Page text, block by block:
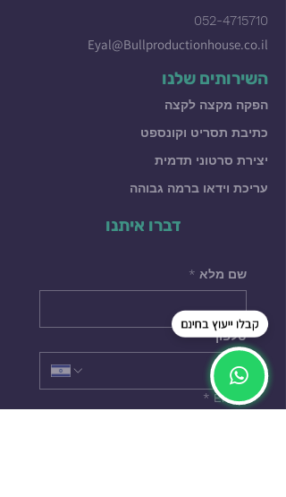
052-4715710
Eyal@Bullproductionhouse.co.il
השירותים שלנו
הפקה מקצה לקצה
כתיבת תסריט וקונספט
יצירת סרטוני תדמית
עריכת וידאו ברמה גבוהה
דברו איתנו
שם מלא *
טלפון
Email
*
קבלו ייעוץ בחינם